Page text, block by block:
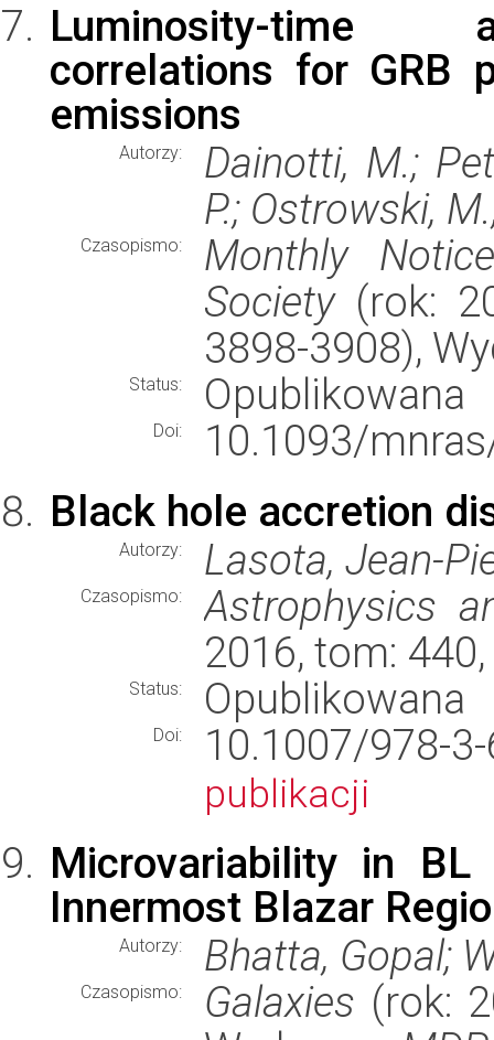
Luminosity-time
correlations for GRB
emissions
Autorzy:
Dainotti, M.;
P.; Ostrowski,
Czasopismo:
Monthly
Society(rok:
3898-3908),
Status: Opublikowana
Doi:
10.1093/
Black hole accretion
Autorzy: Lasota, Jean-
Czasopismo:
Astrophysics
2016, tom:
Status: Opublikowana
Doi: 10.1007/
publikacji
Microvariability in BL
Innermost Blazar
Autorzy: Bhatta, Gopal;
Czasopismo: Galaxies (rok: